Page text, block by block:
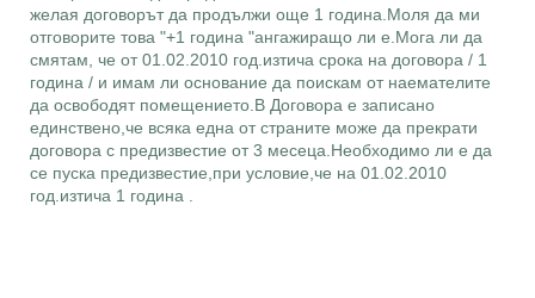
желая договорът да продължи още 1 година.Моля да ми
отговорите това "+1 година "ангажиращо ли е.Мога ли да
смятам, че от 01.02.2010 год.изтича срока на договора / 1
година / и имам ли основание да поискам от наемателите
да освободят помещението.В Договора е записано
единствено,че всяка една от страните може да прекрати
договора с предизвестие от 3 месеца.Необходимо ли е да
се пуска предизвестие,при условие,че на 01.02.2010
год.изтича 1 година .